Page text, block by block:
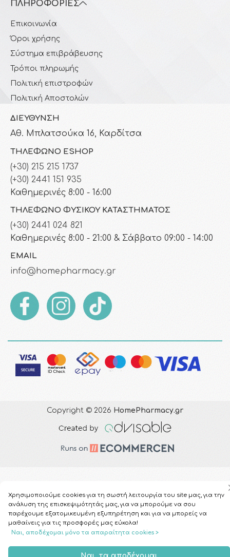
ΠΛΗΡΟΦΟΡΊΕΣ
Επικοινωνία
Όροι χρήσης
Σύστημα επιβράβευσης
Τρόποι πληρωμής
Πολιτική επιστροφών
Πολιτική Αποστολών
ΔΙΕΎΘΥΝΣΗ
Αθ. Μπλατσούκα 16, Καρδίτσα
ΤΗΛΈΦΩΝΟ ESHOP
(+30) 215 215 1737
(+30) 2441 151 935
Καθημερινές 8:00 - 16:00
ΤΗΛΈΦΩΝΟ ΦΥΣΙΚΟΎ ΚΑΤΑΣΤΉΜΑΤΟΣ
(+30) 2441 024 821
Καθημερινές 8:00 - 21:00 & Σάββατο 09:00 - 14:00
EMAIL
info@homepharmacy.gr
Copyright © 2026 HomePharmacy.gr
Χρησιμοποιούμε cookies για τη σωστή λειτουργία του site μας, για την
ανάλυση της επισκεψιμότητάς μας, για να μπορούμε να σου
παρέχουμε εξατομικευμένη εξυπηρέτηση και για να μπορείς να
μαθαίνεις για τις προσφορές μας εύκολα!
Ναι, αποδέχομαι μόνο τα απαραίτητα cookies >